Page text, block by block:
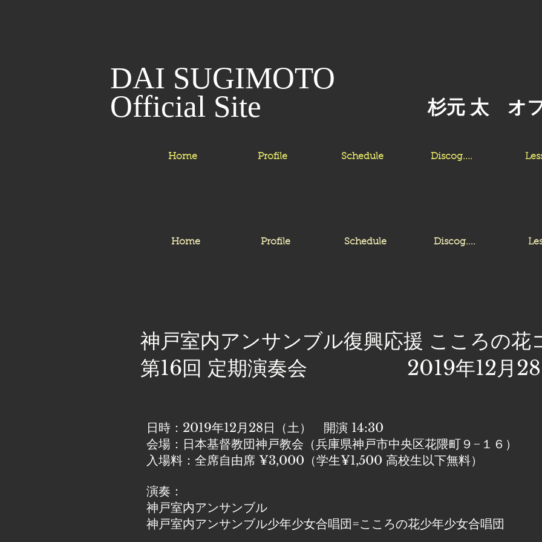
​​DAI SUGIMOTO
​Official Site
杉元 太 オ
Home Profile Schedule Discog....
Home Profile Schedule Discog....
神戸室内アンサンブル復興応援 こころの花
第16回 定期演奏会 2019年12月28日
日時：2019年12月28日（土） 開演 14:30
会場：日本基督教団神戸教会（兵庫県神戸市中央区花隈町９−１６）
入場料：全席自由席 ¥3,000（学生¥1,500 高校生以下無料）
演奏：
神戸室内アンサンブル
神戸室内アンサンブル少年少女合唱団=こころの花少年少女合唱団